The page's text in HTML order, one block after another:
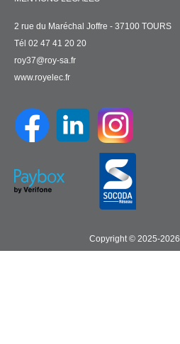
2 rue du Maréchal Joffre - 37100 TOURS
Tél 02 47 41 20 20
roy37@roy-sa.fr
www.royelec.fr
Copyright © 2025-2026